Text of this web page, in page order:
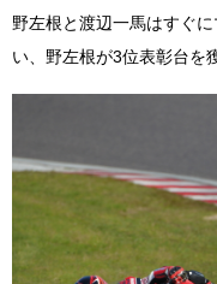
野左根と渡辺一馬はすぐ
い、野左根が3位表彰台を